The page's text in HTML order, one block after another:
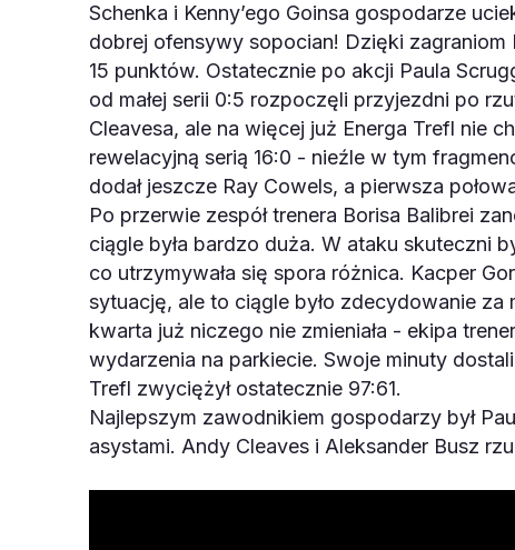
Schenka i Kenny’ego Goinsa gospodarze
dobrej ofensywy sopocian! Dzięki zagraniom
15 punktów. Ostatecznie po akcji Paula
od małej serii 0:5 rozpoczęli przyjezdni po
Cleavesa, ale na więcej już Energa Trefl nie
rewelacyjną serią 16:0 - nieźle w tym
dodał jeszcze Ray Cowels, a pierwsza
Po przerwie zespół trenera Borisa Balibrei
ciągle była bardzo duża. W ataku skuteczni
co utrzymywała się spora różnica. Kacper
sytuację, ale to ciągle było zdecydowanie za
kwarta już niczego nie zmieniała - ekipa
wydarzenia na parkiecie. Swoje minuty
Trefl zwyciężył ostatecznie 97:61.
Najlepszym zawodnikiem gospodarzy był
asystami. Andy Cleaves i Aleksander Busz